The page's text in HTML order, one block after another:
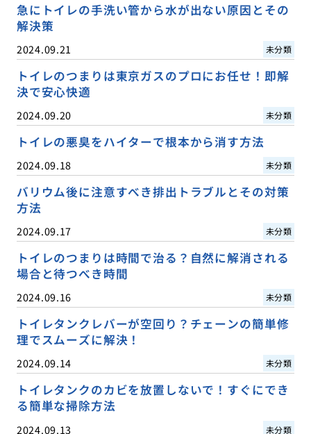
急にトイレの手洗い管から水が出ない原因とその
解決策
2024.09.21 未分類
トイレのつまりは東京ガスのプロにお任せ！即解
決で安心快適
2024.09.20 未分類
トイレの悪臭をハイターで根本から消す方法
2024.09.18 未分類
バリウム後に注意すべき排出トラブルとその対策
方法
2024.09.17 未分類
トイレのつまりは時間で治る？自然に解消される
場合と待つべき時間
2024.09.16 未分類
トイレタンクレバーが空回り？チェーンの簡単修
理でスムーズに解決！
2024.09.14 未分類
トイレタンクのカビを放置しないで！すぐにでき
る簡単な掃除方法
2024.09.13 未分類